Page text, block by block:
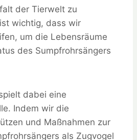
der Tierwelt zu
wichtig, dass wir
um die Lebensräume
des Sumpfrohrsängers
dabei eine
Indem wir die
und Maßnahmen zur
als Zugvogel